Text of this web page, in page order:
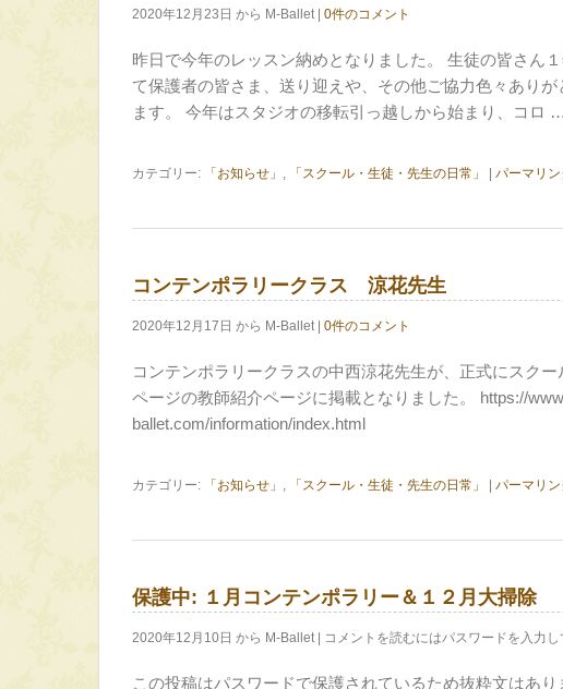
2020年12月23日 から M-Ballet | 0件のコメント
昨日で今年のレッスン納めとなりました。 生徒の皆さん
て保護者の皆さま、送り迎えや、その他ご協力色々あり
ます。 今年はスタジオの移転引っ越しから始まり、コロ …
カテゴリー: 「お知らせ」 , 「スクール・生徒・先生の日常」 パーマリン
コンテンポラリークラス 涼花先生
2020年12月17日 から M-Ballet | 0件のコメント
コンテンポラリークラスの中西涼花先生が、正式にスク
ページの教師紹介ページに掲載となりました。 https://
ballet.com/information/index.html
カテゴリー: 「お知らせ」 , 「スクール・生徒・先生の日常」 パーマリン
保護中: １月コンテンポラリー＆１２月大掃除
2020年12月10日 から M-Ballet | コメントを読むにはパスワードを入力し
この投稿はパスワードで保護されているため抜粋文はあり